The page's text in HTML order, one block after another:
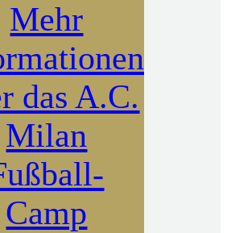
Mehr
das A.C.
Milan
Camp